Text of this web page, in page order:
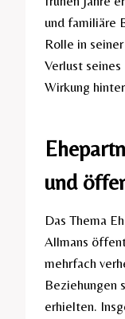
und familiäre
Rolle in
Verlust
Wirkung
und
Das Thema
Allmans
mehrfach
Beziehungen
erhielten.